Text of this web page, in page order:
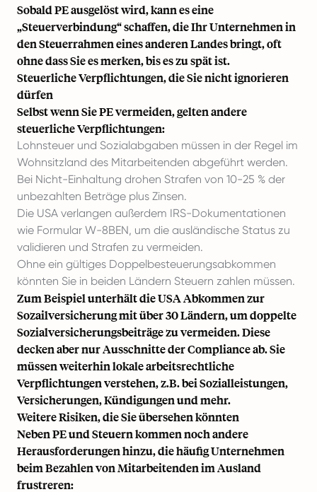
Sobald PE ausgelöst wird, kann es eine
„Steuerverbindung“ schaffen, die Ihr Unternehmen in
den Steuerrahmen eines anderen Landes bringt, oft
ohne dass Sie es merken, bis es zu spät ist.
Steuerliche Verpflichtungen, die Sie nicht ignorieren
dürfen
Selbst wenn Sie PE vermeiden, gelten andere
steuerliche Verpflichtungen:
Lohnsteuer und Sozialabgaben müssen in der Regel im
Wohnsitzland des Mitarbeitenden abgeführt werden.
Bei Nicht-Einhaltung drohen Strafen von 10-25 % der
unbezahlten Beträge plus Zinsen.
Die USA verlangen außerdem IRS-Dokumentationen
wie Formular W-8BEN, um die ausländische Status zu
validieren und Strafen zu vermeiden.
Ohne ein gültiges Doppelbesteuerungsabkommen
könnten Sie in beiden Ländern Steuern zahlen müssen.
Zum Beispiel unterhält die USA Abkommen zur
Sozailversicherung mit über 30 Ländern, um doppelte
Sozialversicherungsbeiträge zu vermeiden. Diese
decken aber nur Ausschnitte der Compliance ab. Sie
müssen weiterhin lokale arbeitsrechtliche
Verpflichtungen verstehen, z.B. bei Sozialleistungen,
Versicherungen, Kündigungen und mehr.
Weitere Risiken, die Sie übersehen könnten
Neben PE und Steuern kommen noch andere
Herausforderungen hinzu, die häufig Unternehmen
beim Bezahlen von Mitarbeitenden im Ausland
frustreren: